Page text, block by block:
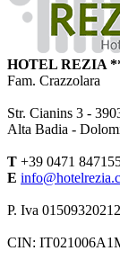
HOTEL REZIA
Fam. Crazzolara
Str. Cianins 3 -
Alta Badia -
T +39 0471
E
P. Iva 01509320212
CIN: